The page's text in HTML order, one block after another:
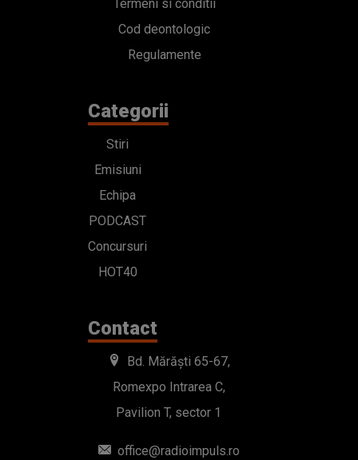
Termeni si conditii
Cod deontologic
Regulamente
Categorii
Stiri
Emisiuni
Echipa
PODCAST
Concursuri
HOT40
Contact
Bd. Mărăști 65-67,
Romexpo Intrarea C,
Pavilion T, sector 1
office@radioimpuls.ro